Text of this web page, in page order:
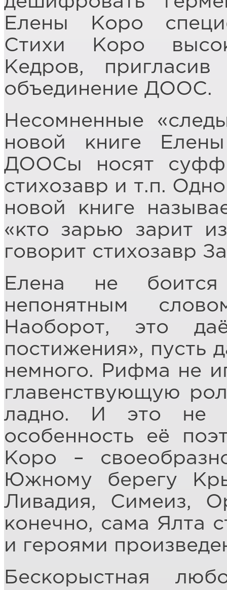
Елены Коро
Стихи Коро
Кедров,
объединение ДООС.
Несомненные
новой книге
ДООСы носят
стихозавр и т.п.
новой книге
«кто зарью зарит
говорит стихозавр
Елена не
непонятным
Наоборот, это
постижения», пусть
немного. Рифма не
главенствующую
ладно. И это не
особенность её
Коро –
Южному берегу
Ливадия, Симеиз,
конечно, сама Ялта
и героями
Бескорыстная